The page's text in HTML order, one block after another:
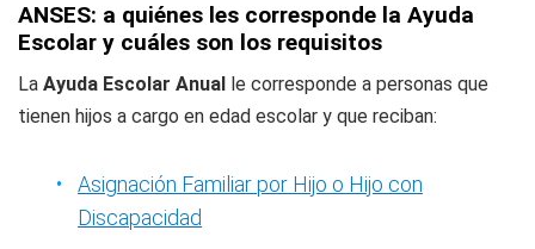
ANSES: a quiénes les corresponde la Ayuda
Escolar y cuáles son los requisitos
La Ayuda Escolar Anual le corresponde a personas que
tienen hijos a cargo en edad escolar y que reciban:
Asignación Familiar por Hijo o Hijo con
Discapacidad